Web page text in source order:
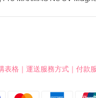
表格 ｜ 運送服務方式 ｜ 付款